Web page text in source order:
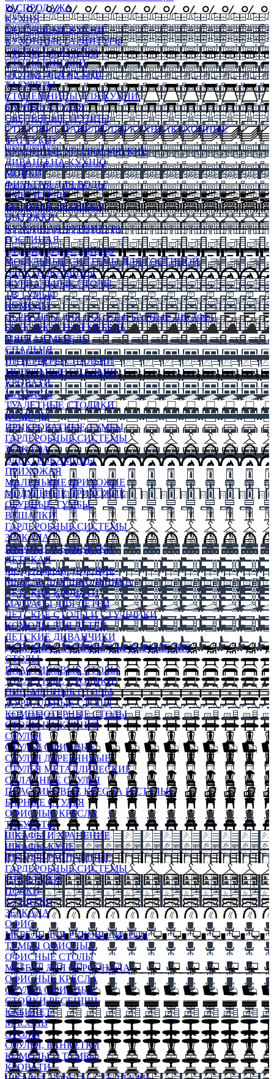
РАСПРОДАЖА
КУХНЯ
МОДУЛЬНЫЕ КУХНИ
КУХОННЫЕ ГАРНИТУРЫ
СТОЛЫ НА КУХНЮ
СТОЛЫ КНИЖКИ
СТУЛЬЯ ДЛЯ КУХНИ
ТАБУРЕТЫ
СТОЛЕШНИЦЫ ДЛЯ КУХНИ
БАРНЫЕ СТУЛЬЯ
ОБЕДЕННЫЕ ГРУППЫ
СТЕНОВЫЕ ПАНЕЛИ ДЛЯ КУХНИ (КУХОННЫЕ
ФАРТУКИ)
КУХОННЫЕ УГОЛКИ МЯГКИЕ
ДИВАНЫ НА КУХНЮ
МОЙКИ
ФИЛЬТРЫ ДЛЯ ВОДЫ
СМЕСИТЕЛИ
БЫТОВАЯ ТЕХНИКА
ВЫТЯЖКИ
КУХОННАЯ ФУРНИТУРА
ГОСТИНАЯ
СТЕНКИ В ГОСТИНУЮ
МОДУЛЬНЫЕ СИСТЕМЫ ДЛЯ ГОСТИНОЙ
ЭЛЕКТРОКАМИНЫ
ЖУРНАЛЬНЫЕ СТОЛЫ
ТВ ТУМБЫ
КОМОДЫ
СЕРВАНТЫ ДЛЯ ПОСУДЫ, БАРНЫЕ ШКАФЫ
БЕСКАРКАСНАЯ МЕБЕЛЬ
МЯГКАЯ МЕБЕЛЬ
СПАЛЬНЯ
ИНТЕРЬЕРЫ СПАЛЬНИ
МОДУЛЬНЫЕ СПАЛЬНИ
КРОВАТИ
МАТРАСЫ
ТУАЛЕТНЫЕ СТОЛИКИ
КОМОДЫ
ПРИКРОВАТНЫЕ ТУМБЫ
ГАРДЕРОБНЫЕ СИСТЕМЫ
ЗЕРКАЛА
ЭЛЕКТРОКАМИНЫ
ПРИХОЖАЯ
МАЛЕНЬКИЕ ПРИХОЖИЕ
МОДУЛЬНЫЕ ПРИХОЖИЕ
ОБУВНЫЕ ТУМБЫ
ВЕШАЛКИ
ГАРДЕРОБНЫЕ СИСТЕМЫ
ЗЕРКАЛА
ПУФИКИ И БАНКЕТКИ
ДЕТСКАЯ
МОДУЛЬНЫЕ ДЕТСКИЕ
МЕБЕЛЬ ДЛЯ ШКОЛЬНИКА
ДЕТСКИЕ КРОВАТИ
МАТРАСЫ ДЛЯ ДЕТЕЙ
ДЕТСКИЕ СТОЛЫ И СТУЛЬЧИКИ
КОМОДЫ ДЛЯ ДЕТЕЙ
ДЕТСКИЕ ДИВАНЧИКИ
ДЕТСКИЙ СТУЛЬЧИК ДЛЯ КОРМЛЕНИЯ
СТОЛЫ
ПЛАСТИКОВЫЕ СТОЛЫ
ТУАЛЕТНЫЕ СТОЛИКИ
ПИСЬМЕННЫЕ СТОЛЫ
ЖУРНАЛЬНЫЕ СТОЛЫ
КОМПЬЮТЕРНЫЕ СТОЛЫ
СТОЛЫ НА КУХНЮ
СТУЛЬЯ
СТУЛЬЯ ОФИСНЫЕ
СТУЛЬЯ ДЕРЕВЯННЫЕ
СТУЛЬЯ МЕТАЛЛИЧЕСКИЕ
СКЛАДНЫЕ СТУЛЬЯ
ПЛАСТИКОВЫЕ КРЕСЛА И СТУЛЬЯ
БАРНЫЕ СТУЛЬЯ
ОФИСНЫЕ КРЕСЛА
ТАБУРЕТЫ
ШКАФЫ И ХРАНЕНИЕ
ШКАФЫ-КУПЕ
ШКАФЫ-РАСПАШНЫЕ
ГАРДЕРОБНЫЕ СИСТЕМЫ
СТЕЛЛАЖИ
ПОЛКИ
СУНДУКИ
ЗЕРКАЛА
ОФИС
МЕБЕЛЬ ДЛЯ РУКОВОДИТЕЛЯ
ТУМБЫ ОФИСНЫЕ
ОФИСНЫЕ СТОЛЫ
МЕБЕЛЬ ДЛЯ ПЕРСОНАЛА
ОФИСНЫЕ КРЕСЛА
СТУЛЬЯ ОФИСНЫЕ
СТОЙКИ РЕСЕПШН
КАБИНЕТ
МАССИВ
СТОЛЫ
СТУЛЬЯ, БАНКЕТКИ
КОМОДЫ И ТУМБЫ
КРОВАТИ